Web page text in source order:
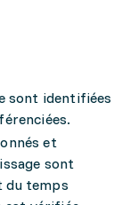
sont identifiées
et
sont
du temps